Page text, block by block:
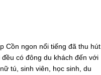
Cồn ngon nổi tiếng đã thu hút
có đông du khách đến với
tú, sinh viên, học sinh, du